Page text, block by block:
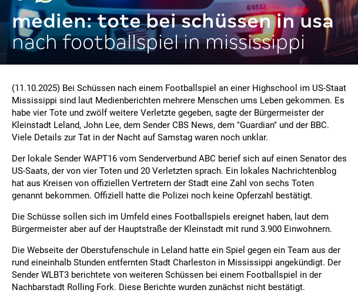
medien: tote bei schüssen in usa
nach footballspiel in mississippi
(11.10.2025) Bei Schüssen nach einem Footballspiel an einer Highschool im US-Staat
Mississippi sind laut Medienberichten mehrere Menschen ums Leben gekommen. Es
habe vier Tote und zwölf weitere Verletzte gegeben, sagte der Bürgermeister der
Kleinstadt Leland, John Lee, dem Sender CBS News, dem "Guardian" und der BBC.
Viele Details zur Tat in der Nacht auf Samstag waren noch unklar.
Der lokale Sender WAPT16 vom Senderverbund ABC berief sich auf einen Senator des
US-Saats, der von vier Toten und 20 Verletzten sprach. Ein lokales Nachrichtenblog
hat aus Kreisen von offiziellen Vertretern der Stadt eine Zahl von sechs Toten
genannt bekommen. Offiziell hatte die Polizei noch keine Opferzahl bestätigt.
Die Schüsse sollen sich im Umfeld eines Footballspiels ereignet haben, laut dem
Bürgermeister aber auf der Hauptstraße der Kleinstadt mit rund 3.900 Einwohnern.
Die Webseite der Oberstufenschule in Leland hatte ein Spiel gegen ein Team aus der
rund eineinhalb Stunden entfernten Stadt Charleston in Mississippi angekündigt. Der
Sender WLBT3 berichtete von weiteren Schüssen bei einem Footballspiel in der
Nachbarstadt Rolling Fork. Diese Berichte wurden zunächst nicht bestätigt.